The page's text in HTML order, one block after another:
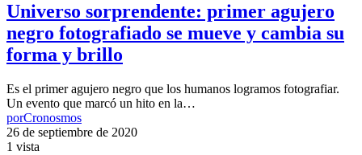
Universo sorprendente: primer agujero
negro fotografiado se mueve y cambia su
forma y brillo
Es el primer agujero negro que los humanos logramos fotografiar.
Un evento que marcó un hito en la…
porCronosmos
26 de septiembre de 2020
1 vista